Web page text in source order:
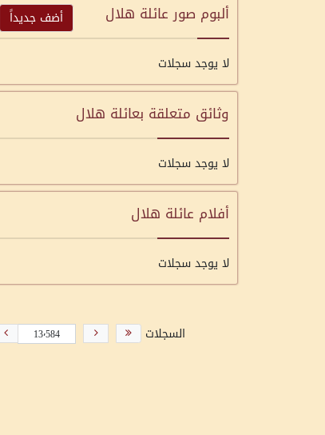
ألبوم صور عائلة هلال أضف جديداً
لا يوجد سجلات
وثائق متعلقة بعائلة هلال
لا يوجد سجلات
أفلام عائلة هلال
لا يوجد سجلات
السجلات